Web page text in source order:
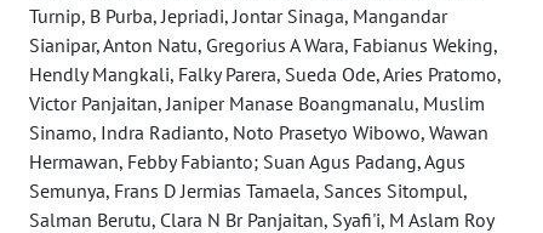
Turnip, B Purba, Jepriadi, Jontar Sinaga, Mangandar
Sianipar, Anton Natu, Gregorius A Wara, Fabianus Weking,
Hendly Mangkali, Falky Parera, Sueda Ode, Aries Pratomo,
Victor Panjaitan, Janiper Manase Boangmanalu, Muslim
Sinamo, Indra Radianto, Noto Prasetyo Wibowo, Wawan
Hermawan, Febby Fabianto; Suan Agus Padang, Agus
Semunya, Frans D Jermias Tamaela, Sances Sitompul,
Salman Berutu, Clara N Br Panjaitan, Syafi'i, M Aslam Roy
WN
SULTENG
SULBAR